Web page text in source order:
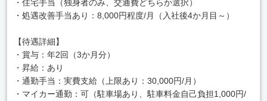
・住宅手当（独身者のみ、交通費どちらか選択）
・処遇改善手当あり：8,000円程度/月（入社後4か月目～）
【待遇詳細】
・賞与：年2回（3か月分）
・昇給：あり
・通勤手当：実費支給（上限あり：30,000円/月）
・マイカー通勤：可（駐車場あり、駐車料金自己負担1,000円/